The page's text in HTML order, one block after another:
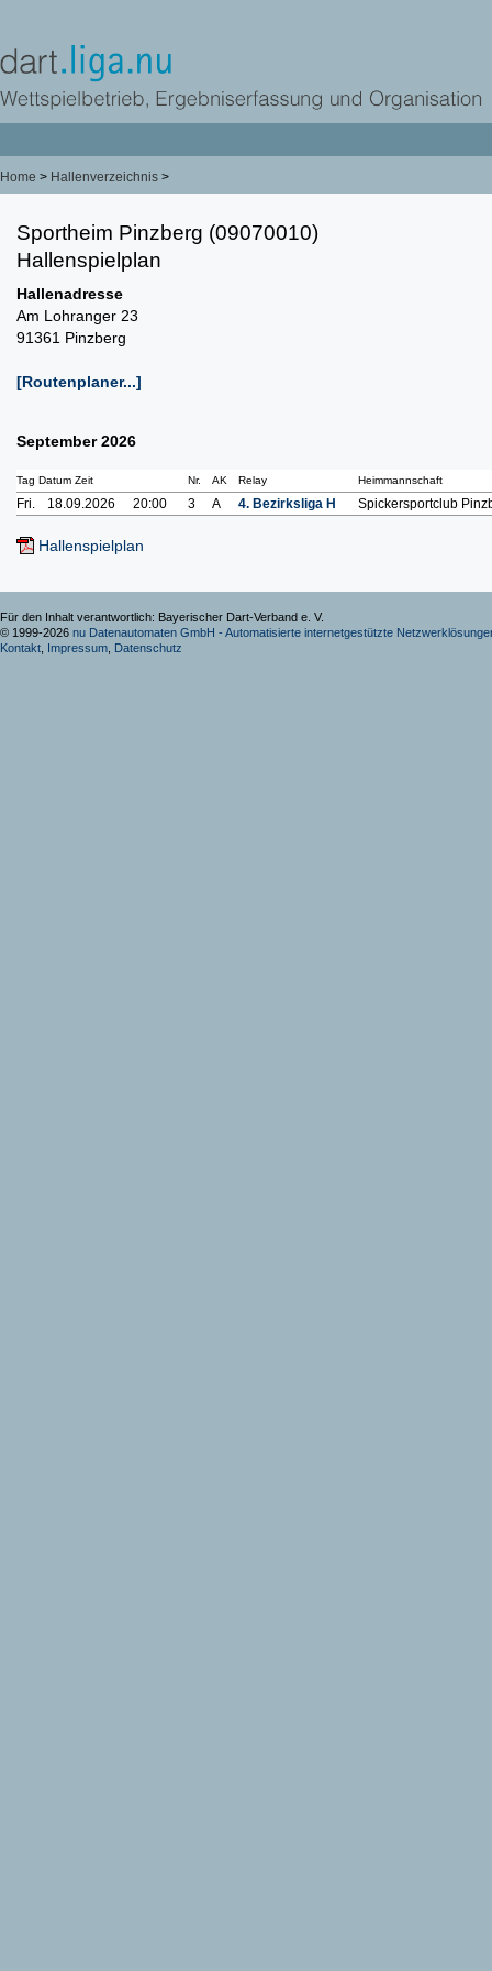
Home > Hallenverzeichnis >
Sportheim Pinzberg (09070010)
Hallenspielplan
Hallenadresse
Am Lohranger 23
91361 Pinzberg
[Routenplaner...]
September 2026
Tag Datum Zeit Nr. AK Relay Heimmannschaft
Fri. 18.09.2026 20:00 3 A 4. Bezirksliga H Spickersportclub
Hallenspielplan
Für den Inhalt verantwortlich: Bayerischer Dart-Verband e. V.
© 1999-2026 nu Datenautomaten GmbH - Automatisierte internetgestützte
Kontakt Impressum Datenschutz